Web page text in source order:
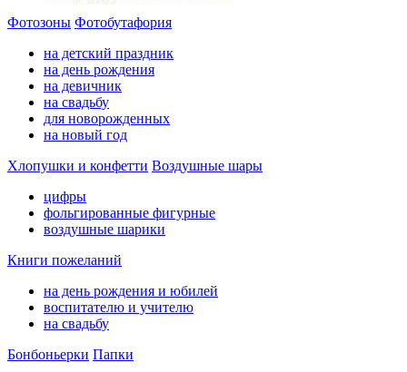
Фотозоны Фотобутафория
на детский праздник
на день рождения
на девичник
на свадьбу
для новорожденных
на новый год
Хлопушки и конфетти Воздушные шары
цифры
фольгированные фигурные
воздушные шарики
Книги пожеланий
на день рождения и юбилей
воспитателю и учителю
на свадьбу
Бонбоньерки Папки